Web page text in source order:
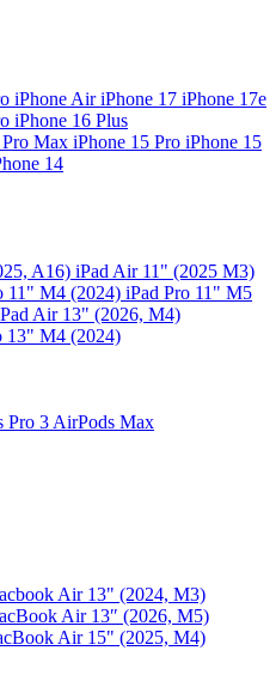
iPhone AiriPhone 17 iPhone 17e
iPhone 16 Plus
Max iPhone 15 Pro iPhone 15
14
A16) iPad Air 11" (2025 M3)
11" M4 (2024) iPad Pro 11" M5
Air 13" (2026, M4)
13" M4 (2024)
Pro 3 AirPods Max
Air 13" (2024, M3)
Air 13″ (2026, M5)
Air 15" (2025, M4)